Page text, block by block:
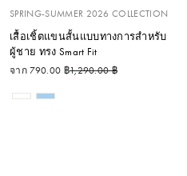
SPRING-SUMMER 2026 COLLECTION
เสื้อเชิ้ตแขนสั้นแบบทางการสำหรับ
ผู้ชาย ทรง Smart Fit
จาก 790.00 ฿ราคาปกติ
1,290.00 ฿